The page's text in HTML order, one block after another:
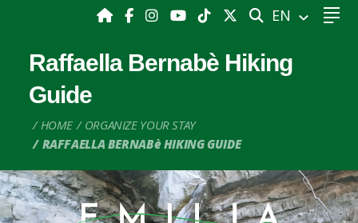
SEARCH
EN
Raffaella Bernabè Hiking
Guide
HOME
ORGANIZE YOUR STAY
RAFFAELLA BERNABè HIKING GUIDE